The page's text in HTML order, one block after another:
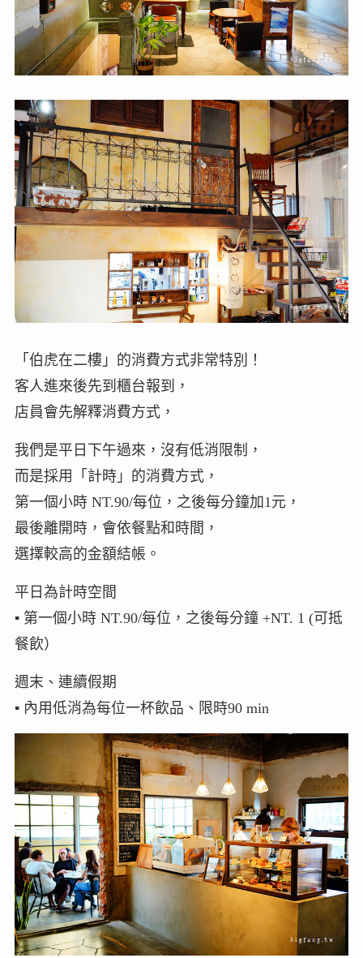
「伯虎在二樓」的消費方式非常特別！
客人進來後先到櫃台報到，
店員會先解釋消費方式，
我們是平日下午過來，沒有低消限制，
而是採用「計時」的消費方式，
第一個小時 NT.90/每位，之後每分鐘加1元，
最後離開時，會依餐點和時間，
選擇較高的金額結帳。
平日為計時空間
▪︎ 第一個小時 NT.90/每位，之後每分鐘 +NT. 1 (可抵
餐飲）
週末、連續假期
▪︎ 內用低消為每位一杯飲品、限時90 min